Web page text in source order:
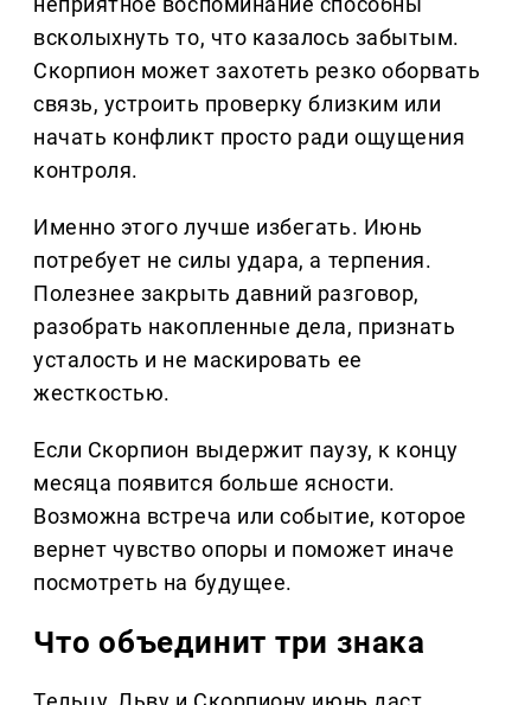
всколыхнуть то, что казалось забытым.
Скорпион может захотеть резко оборвать
связь, устроить проверку близким или
начать конфликт просто ради ощущения
контроля.
Именно этого лучше избегать. Июнь
потребует не силы удара, а терпения.
Полезнее закрыть давний разговор,
разобрать накопленные дела, признать
усталость и не маскировать ее
жесткостью.
Если Скорпион выдержит паузу, к концу
месяца появится больше ясности.
Возможна встреча или событие, которое
вернет чувство опоры и поможет иначе
посмотреть на будущее.
Что объединит три знака